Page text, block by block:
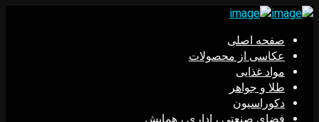
صفحه اصلی
عکاسی از محصولات
مواد غذایی
طلا و جواهر
دکوراسیون
فضای صنعتی ، اداری ، همایش